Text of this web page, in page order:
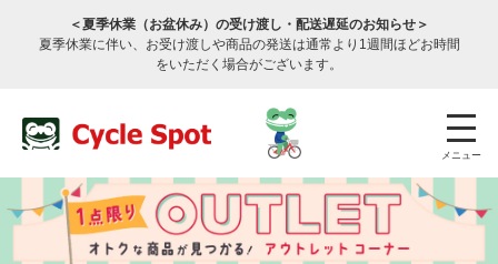
＜夏季休業（お盆休み）の受け渡し・配送遅延のお知らせ＞
夏季休業に伴い、お受け渡しや商品の発送は通常より1週間ほどお時間
をいただく場合がございます。
メニュー